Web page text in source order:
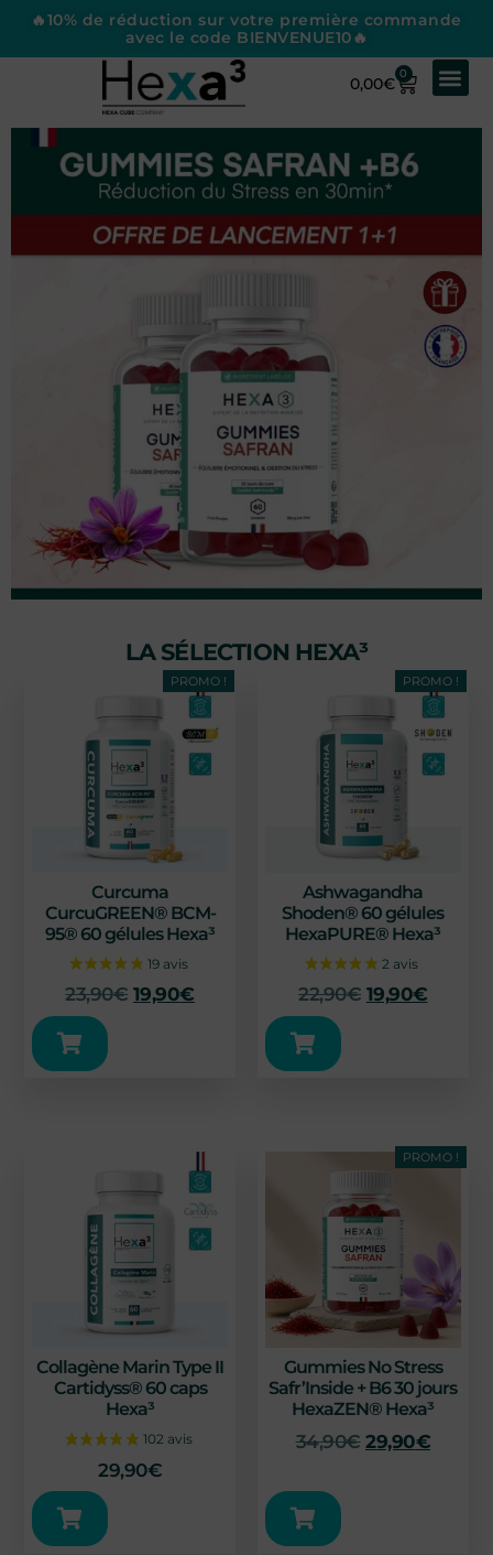
🔥10% de réduction sur votre première commande
avec le code BIENVENUE10🔥
0,00€
0
LA SÉLECTION HEXA³
PROMO !
Curcuma
CurcuGREEN® BCM-
95® 60 gélules Hexa³
23,90€ 19,90€
PROMO !
Ashwagandha
Shoden® 60 gélules
HexaPURE® Hexa³
22,90€ 19,90€
Collagène Marin Type II
Cartidyss® 60 caps
Hexa³
29,90€
PROMO !
Gummies No Stress
Safr’Inside + B6 30 jours
HexaZEN® Hexa³
34,90€ 29,90€